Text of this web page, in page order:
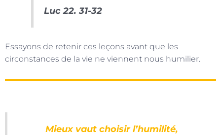
Luc 22. 31-32
Essayons de retenir ces leçons avant que les
circonstances de la vie ne viennent nous humilier.
Mieux vaut choisir l’humilité,